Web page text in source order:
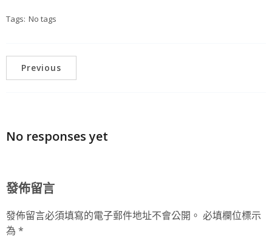
Tags: No tags
Previous
No responses yet
發佈留言
發佈留言必須填寫的電子郵件地址不會公開。 必填欄位標示
為 *